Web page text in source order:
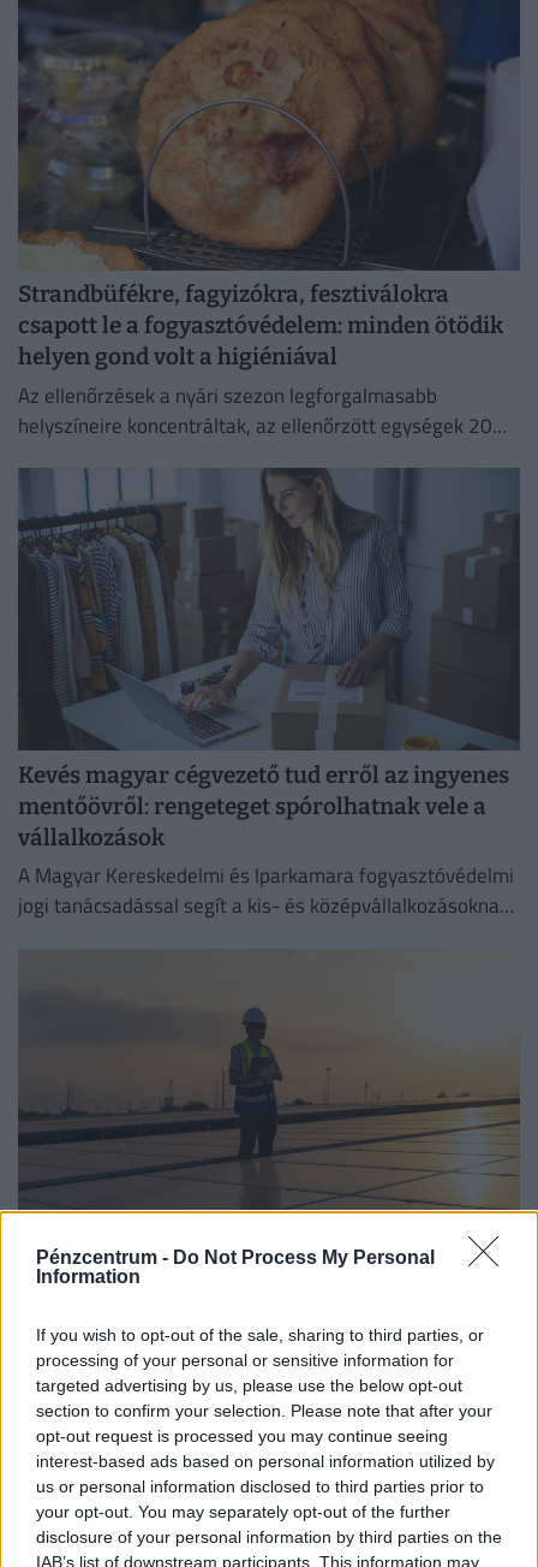
Pénzcentrum - Do Not Process My Personal
Information
If you wish to opt-out of the sale, sharing to third parties, or
processing of your personal or sensitive information for
targeted advertising by us, please use the below opt-out
section to confirm your selection. Please note that after your
opt-out request is processed you may continue seeing
interest-based ads based on personal information utilized by
us or personal information disclosed to third parties prior to
your opt-out. You may separately opt-out of the further
disclosure of your personal information by third parties on the
IAB’s list of downstream participants. This information may
Strandbüfékre, fagyizókra, fesztiválokra
csapott le a fogyasztóvédelem: minden ötödik
helyen gond volt a higiéniával
Az ellenőrzések a nyári szezon legforgalmasabb
helyszíneire koncentráltak, az ellenőrzött egységek 20
Kevés magyar cégvezető tud erről az ingyenes
mentőövről: rengeteget spórolhatnak vele a
vállalkozások
A Magyar Kereskedelmi és Iparkamara fogyasztóvédelmi
jogi tanácsadással segít a kis- és középvállalkozásoknak
Elképesztő fejlesztést jelentett be az amerikai
vállalat a magyarországi gyárában - rengeteg
A 15 hektáros területen elhelyezkedő, több mint 21 ezer
panelből álló rendszer hálózati csatlakozása idén ősszel
várható.